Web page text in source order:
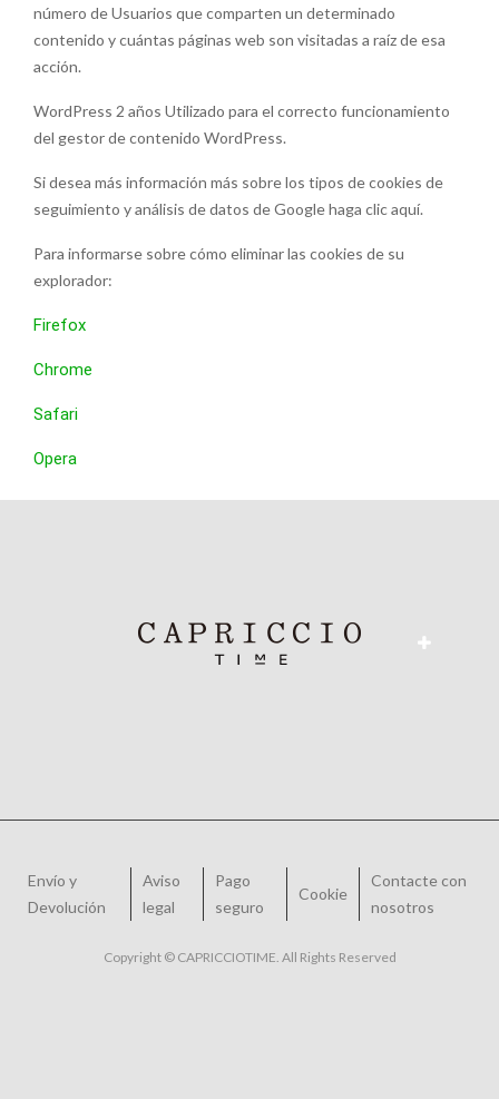
número de Usuarios que comparten un determinado
contenido y cuántas páginas web son visitadas a raíz de esa
acción.
WordPress 2 años Utilizado para el correcto funcionamiento
del gestor de contenido WordPress.
Si desea más información más sobre los tipos de cookies de
seguimiento y análisis de datos de Google haga clic aquí.
Para informarse sobre cómo eliminar las cookies de su
explorador:
Firefox
Chrome
Safari
Opera
Envío y
Devolución
Aviso
legal
Pago
seguro
Cookie
Contacte con
nosotros
Copyright © CAPRICCIOTIME. All Rights Reserved